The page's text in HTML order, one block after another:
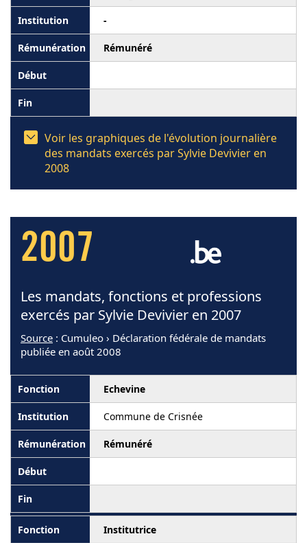
-
Rémunéré
Voir les graphiques de l'évolution journalière
des mandats exercés par Sylvie Devivier en
2008
2007
Les mandats, fonctions et professions
exercés par Sylvie Devivier en 2007
Source : Cumuleo › Déclaration fédérale de mandats
publiée en août 2008
Echevine
Commune de Crisnée
Rémunéré
Institutrice